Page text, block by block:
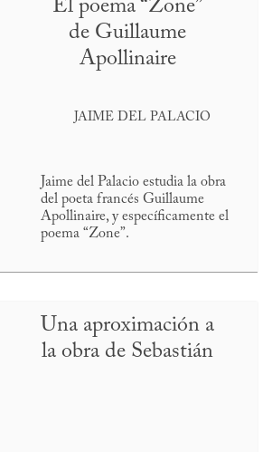
El poema “Zone”
de Guillaume
Apollinaire
JAIME DEL PALACIO
Jaime del Palacio estudia la obra
del poeta francés Guillaume
Apollinaire, y específicamente el
poema “Zone”.
Una aproximación a
la obra de Sebastián